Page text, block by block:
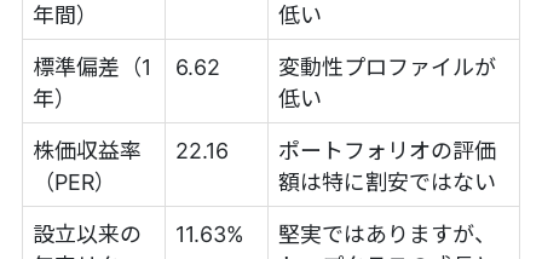
年間）
低い
標準偏差（1
年）
6.62
変動性プロファイルが
低い
株価収益率
（PER）
22.16
ポートフォリオの評価
額は特に割安ではない
設立以来の
11.63%
堅実ではありますが、